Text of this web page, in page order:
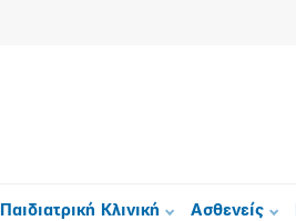
Παιδιατρική Κλινική Ασθενείς